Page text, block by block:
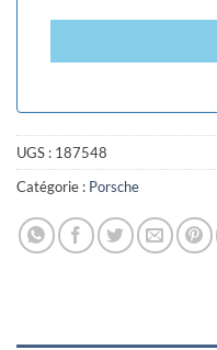
UGS : 187548
Catégorie : Porsche